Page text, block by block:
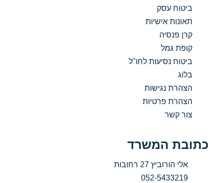
ביטוח עסק
תאונות אישיות
קרן פנסיה
קופת גמל
ביטוח נסיעות לחו"ל
בלוג
הצהרת נגישות
הצהרת פרטיות
צור קשר
כתובת המשרד
אלי הורוביץ 27 רחובות
052-5433219